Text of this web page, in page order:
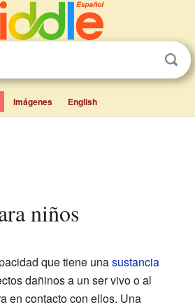
Imágenes English
niños
que tiene unasustancia
dañinos a un ser vivo o al
en contacto con ellos. Una